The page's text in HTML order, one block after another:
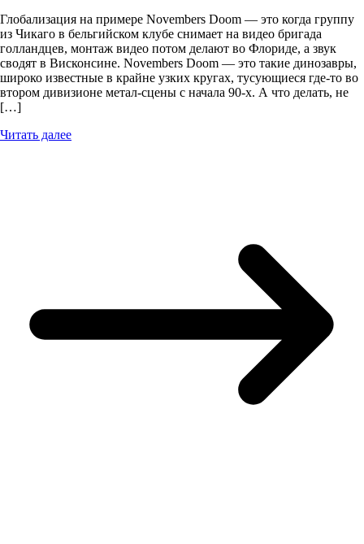
Глобализация на примере Novembers Doom — это когда группу
из Чикаго в бельгийском клубе снимает на видео бригада
голландцев, монтаж видео потом делают во Флориде, а звук
сводят в Висконсине. Novembers Doom — это такие динозавры,
широко известные в крайне узких кругах, тусующиеся где-то во
втором дивизионе метал-сцены с начала 90-х. А что делать, не
[…]
Читать далее